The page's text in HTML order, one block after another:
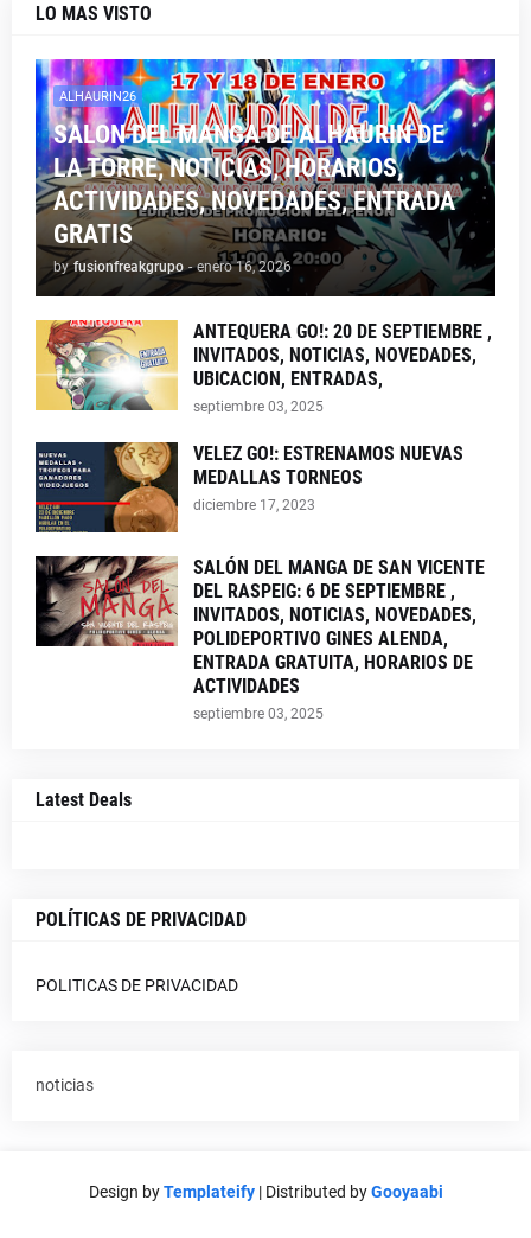
LO MAS VISTO
ALHAURIN26
SALON DEL MANGA DE ALHAURIN DE
LA TORRE, NOTICIAS, HORARIOS,
ACTIVIDADES, NOVEDADES, ENTRADA
GRATIS
by fusionfreakgrupo - enero 16, 2026
ANTEQUERA GO!: 20 DE SEPTIEMBRE ,
INVITADOS, NOTICIAS, NOVEDADES,
UBICACION, ENTRADAS,
septiembre 03, 2025
VELEZ GO!: ESTRENAMOS NUEVAS
MEDALLAS TORNEOS
diciembre 17, 2023
SALÓN DEL MANGA DE SAN VICENTE
DEL RASPEIG: 6 DE SEPTIEMBRE ,
INVITADOS, NOTICIAS, NOVEDADES,
POLIDEPORTIVO GINES ALENDA,
ENTRADA GRATUITA, HORARIOS DE
ACTIVIDADES
septiembre 03, 2025
Latest Deals
POLÍTICAS DE PRIVACIDAD
POLITICAS DE PRIVACIDAD
noticias
Design byTemplateify| Distributed byGooyaabi